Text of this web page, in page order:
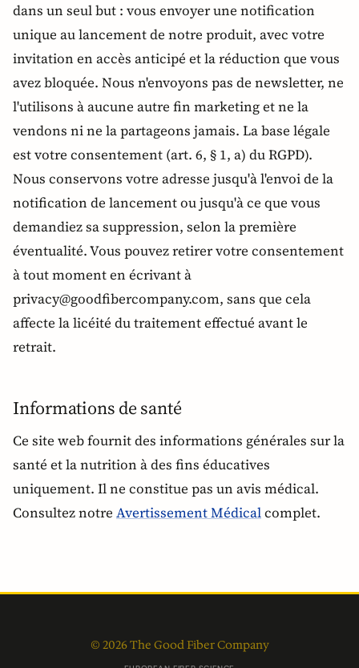
dans un seul but : vous envoyer une notification
unique au lancement de notre produit, avec votre
invitation en accès anticipé et la réduction que vous
avez bloquée. Nous n'envoyons pas de newsletter, ne
l'utilisons à aucune autre fin marketing et ne la
vendons ni ne la partageons jamais. La base légale
est votre consentement (art. 6, § 1, a) du RGPD).
Nous conservons votre adresse jusqu'à l'envoi de la
notification de lancement ou jusqu'à ce que vous
demandiez sa suppression, selon la première
éventualité. Vous pouvez retirer votre consentement
à tout moment en écrivant à
privacy@goodfibercompany.com, sans que cela
affecte la licéité du traitement effectué avant le
retrait.
Informations de santé
Ce site web fournit des informations générales sur la
santé et la nutrition à des fins éducatives
uniquement. Il ne constitue pas un avis médical.
Consultez notre Avertissement Médicalcomplet.
© 2026 The Good Fiber Company